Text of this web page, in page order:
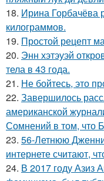
18. Ирина Горбачёва
килограммов.
19. Простой рецепт
20. Энн хэтэуэй
тела в 43 года.
21. Не бойтесь, это
22. Завершилось
американской
Сомнений в том, что
23. 56-Летнюю
интернете считают,
24. В 2017 году Азиз